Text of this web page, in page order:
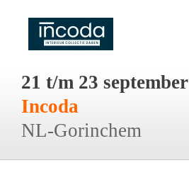
21 t/m 23 september
Incoda
NL-Gorinchem